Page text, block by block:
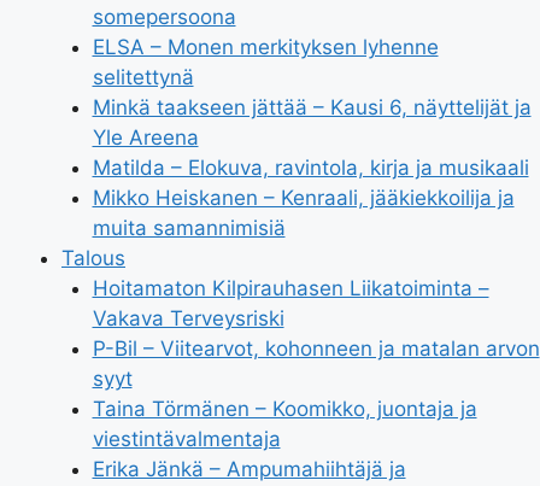
somepersoona
ELSA – Monen merkityksen lyhenne
selitettynä
Minkä taakseen jättää – Kausi 6, näyttelijät ja
Yle Areena
Matilda – Elokuva, ravintola, kirja ja musikaali
Mikko Heiskanen – Kenraali, jääkiekkoilija ja
muita samannimisiä
Talous
Hoitamaton Kilpirauhasen Liikatoiminta –
Vakava Terveysriski
P-Bil – Viitearvot, kohonneen ja matalan arvon
syyt
Taina Törmänen – Koomikko, juontaja ja
viestintävalmentaja
Erika Jänkä – Ampumahiihtäjä ja